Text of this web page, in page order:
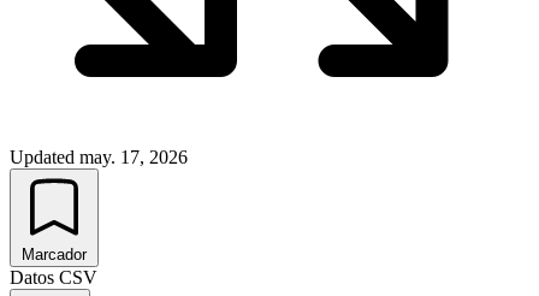
Updated may. 17, 2026
Marcador
Datos CSV